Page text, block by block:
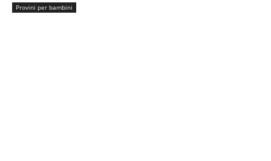
Provini per bambini